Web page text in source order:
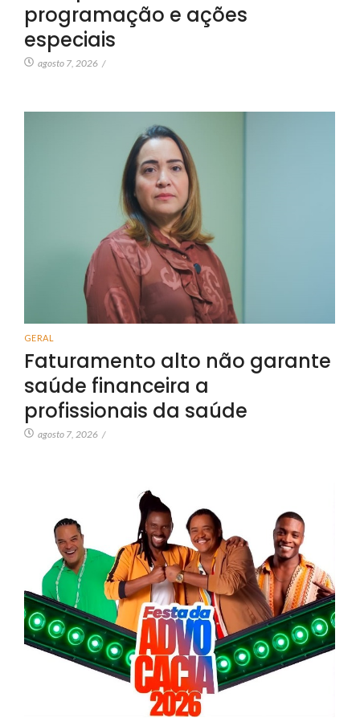
programação e ações
especiais
agosto 7, 2026 /
GERAL
Faturamento alto não garante
saúde financeira a
profissionais da saúde
agosto 7, 2026 /